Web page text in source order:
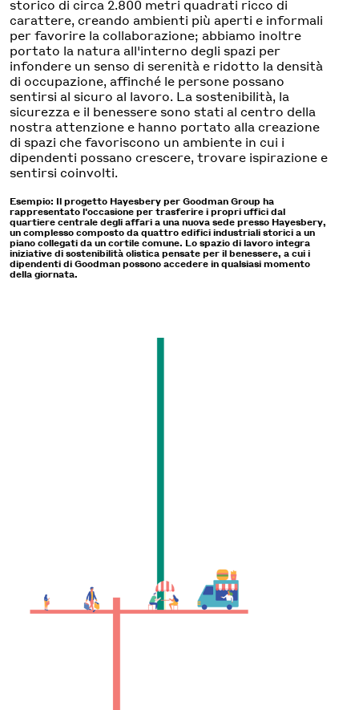
storico di circa 2.800 metri quadrati ricco di
carattere, creando ambienti più aperti e informali
per favorire la collaborazione; abbiamo inoltre
portato la natura all'interno degli spazi per
infondere un senso di serenità e ridotto la densità
di occupazione, affinché le persone possano
sentirsi al sicuro al lavoro. La sostenibilità, la
sicurezza e il benessere sono stati al centro della
nostra attenzione e hanno portato alla creazione
di spazi che favoriscono un ambiente in cui i
dipendenti possano crescere, trovare ispirazione e
sentirsi coinvolti.
Esempio: Il progetto Hayesbery per Goodman Group ha
rappresentato l'occasione per trasferire i propri uffici dal
quartiere centrale degli affari a una nuova sede presso Hayesbery,
un complesso composto da quattro edifici industriali storici a un
piano collegati da un cortile comune. Lo spazio di lavoro integra
iniziative di sostenibilità olistica pensate per il benessere, a cui i
dipendenti di Goodman possono accedere in qualsiasi momento
della giornata.